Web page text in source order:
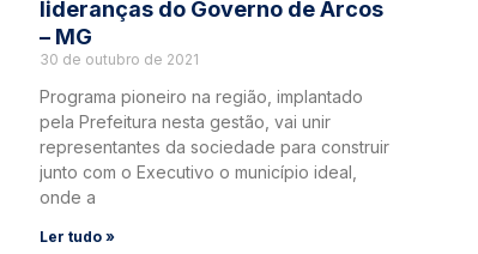
lideranças do Governo de Arcos
– MG
30 de outubro de 2021
Programa pioneiro na região, implantado
pela Prefeitura nesta gestão, vai unir
representantes da sociedade para construir
junto com o Executivo o município ideal,
onde a
Ler tudo »